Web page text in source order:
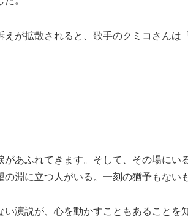
えが拡散されると、歌手のクミコさんは
があふれてきます。そして、その場にい
の淵に立つ人がいる。一刻の猶予もな
い演説が、心を動かすこともあること